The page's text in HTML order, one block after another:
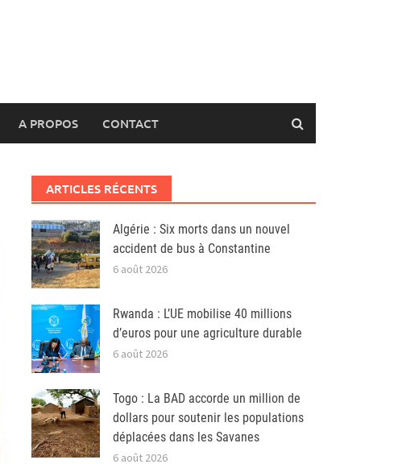
A PROPOS CONTACT
ARTICLES RÉCENTS
Algérie : Six morts dans un nouvel
accident de bus à Constantine
6 août 2026
Rwanda : L’UE mobilise 40 millions
d’euros pour une agriculture durable
6 août 2026
Togo : La BAD accorde un million de
dollars pour soutenir les populations
déplacées dans les Savanes
6 août 2026